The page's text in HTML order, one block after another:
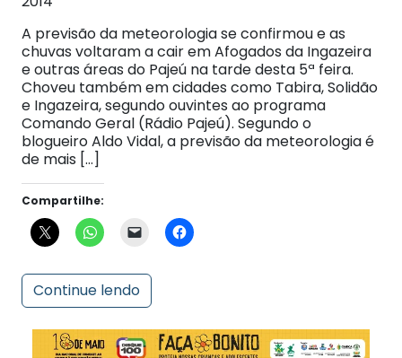
A previsão da meteorologia se confirmou e as
chuvas voltaram a cair em Afogados da Ingazeira
e outras áreas do Pajeú na tarde desta 5ª feira.
Choveu também em cidades como Tabira, Solidão
e Ingazeira, segundo ouvintes ao programa
Comando Geral (Rádio Pajeú). Segundo o
blogueiro Aldo Vidal, a previsão da meteorologia é
de mais […]